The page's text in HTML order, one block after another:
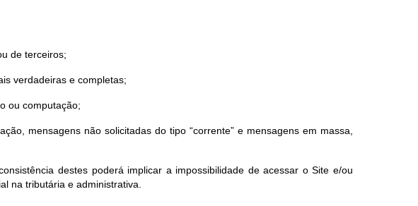
de terceiros;
verdadeiras e completas;
ou computação;
mensagens não solicitadas do tipo “corrente” e mensagens em massa,
destes poderá implicar a impossibilidade de acessar o Site e/ou
na tributária e administrativa.